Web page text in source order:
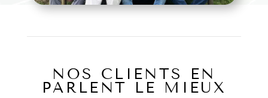
NOS CLIENTS EN
PARLENT LE MIEUX